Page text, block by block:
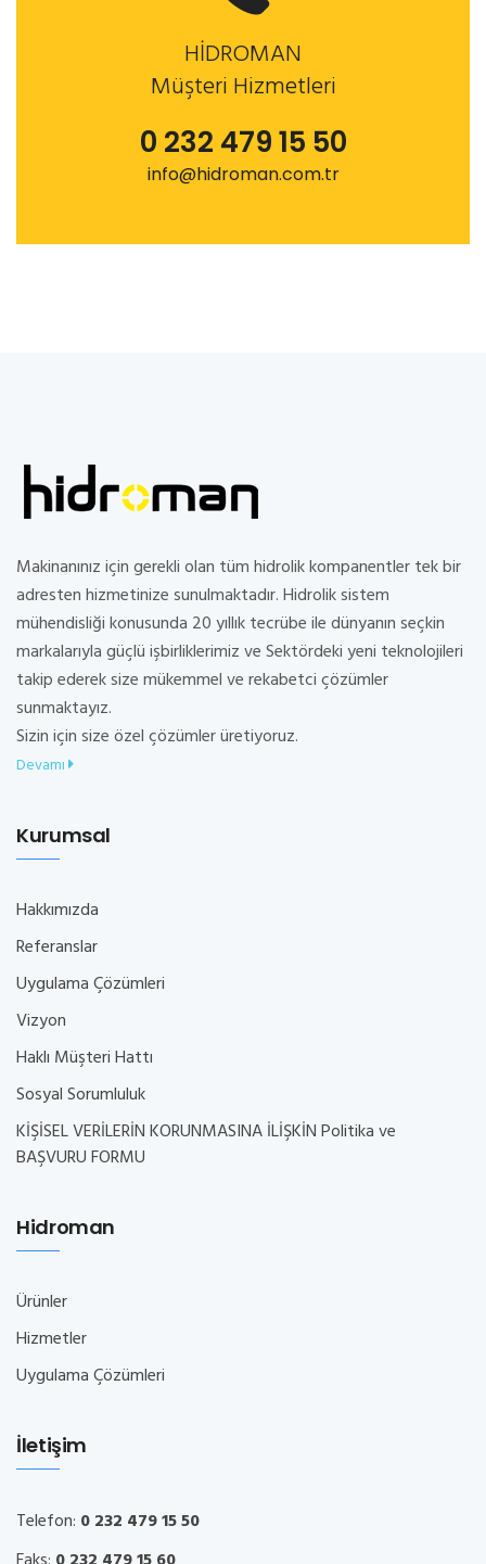
HİDROMAN
Müşteri Hizmetleri
0 232 479 15 50
info@hidroman.com.tr
Makinanınız için gerekli olan tüm hidrolik kompanentler tek bir
adresten hizmetinize sunulmaktadır. Hidrolik sistem
mühendisliği konusunda 20 yıllık tecrübe ile dünyanın seçkin
markalarıyla güçlü işbirliklerimiz ve Sektördeki yeni teknolojileri
takip ederek size mükemmel ve rekabetci çözümler
sunmaktayız.
Sizin için size özel çözümler üretiyoruz.
Devamı
Kurumsal
Hakkımızda
Referanslar
Uygulama Çözümleri
Vizyon
Haklı Müşteri Hattı
Sosyal Sorumluluk
KİŞİSEL VERİLERİN KORUNMASINA İLİŞKİN Politika ve
BAŞVURU FORMU
Hidroman
Ürünler
Hizmetler
Uygulama Çözümleri
İletişim
Telefon: 0 232 479 15 50